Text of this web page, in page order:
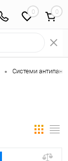
0
• Системи